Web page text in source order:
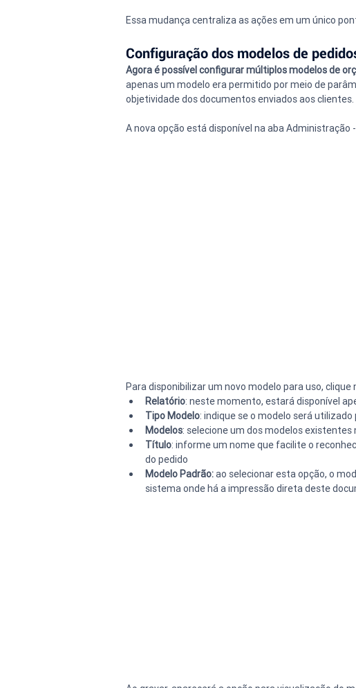
Essa mudança centraliza as ações em um único
Configuração dos modelos de
Agora é possível configurar múltiplos modelos de
apenas um modelo era permitido por meio de
objetividade dos documentos enviados aos clientes.
A nova opção está disponível na aba
Para disponibilizar um novo modelo para uso,
Relatório: neste momento, estará disponível
Tipo Modelo: indique se o modelo será utilizado
Modelos: selecione um dos modelos existentes
Título: informe um nome que facilite o
do pedido
Modelo Padrão: ao selecionar esta opção, o
sistema onde há a impressão direta deste